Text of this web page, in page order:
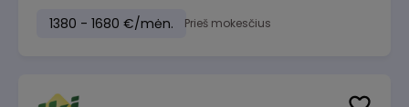
1380 - 1680 €/mėn. Prieš mokesčius